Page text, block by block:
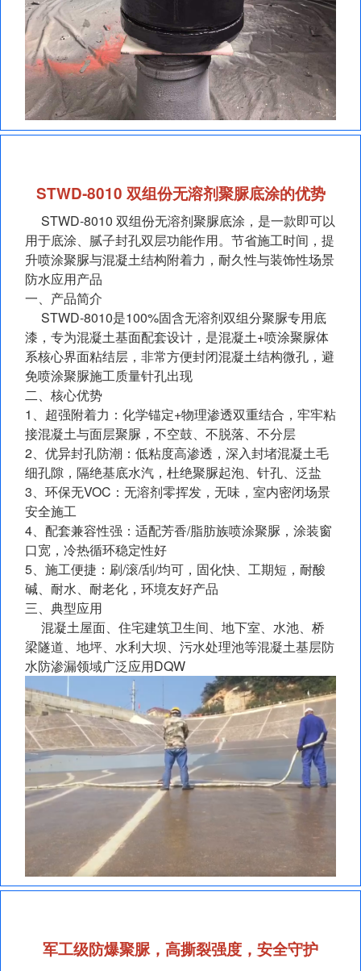
STWD‑8010 双组份无溶剂聚脲底涂的优势
STWD‑8010 双组份无溶剂聚脲底涂，是一款即可以
用于底涂、腻子封孔双层功能作用。节省施工时间，提
升喷涂聚脲与混凝土结构附着力，耐久性与装饰性场景
防水应用产品
一、产品简介
STWD‑8010是100%固含无溶剂双组分聚脲专用底
漆，专为混凝土基面配套设计，是混凝土+喷涂聚脲体
系核心界面粘结层，非常方便封闭混凝土结构微孔，避
免喷涂聚脲施工质量针孔出现
二、核心优势
1、超强附着力：化学锚定+物理渗透双重结合，牢牢粘
接混凝土与面层聚脲，不空鼓、不脱落、不分层
2、优异封孔防潮：低粘度高渗透，深入封堵混凝土毛
细孔隙，隔绝基底水汽，杜绝聚脲起泡、针孔、泛盐
3、环保无VOC：无溶剂零挥发，无味，室内密闭场景
安全施工
4、配套兼容性强：适配芳香/脂肪族喷涂聚脲，涂装窗
口宽，冷热循环稳定性好
5、施工便捷：刷/滚/刮/均可，固化快、工期短，耐酸
碱、耐水、耐老化，环境友好产品
三、典型应用
混凝土屋面、住宅建筑卫生间、地下室、水池、桥
梁隧道、地坪、水利大坝、污水处理池等混凝土基层防
水防渗漏领域广泛应用DQW
军工级防爆聚脲，高撕裂强度，安全守护